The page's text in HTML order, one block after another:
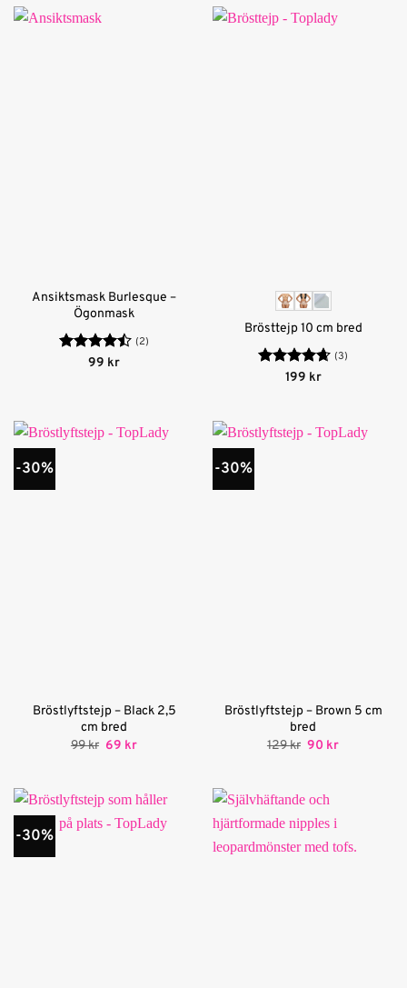
Ansiktsmask Burlesque –
Ögonmask
Betygsatt
(2)
99 kr
Brösttejp 10 cm bred
Betygsatt
(3)
199 kr
-30%
Bröstlyftstejp – Black 2,5
cm bred
99kr Det
99 kr.
69 krDet
69 kr.
-30%
Bröstlyftstejp – Brown 5 cm
bred
129kr Det
129 kr.
90 krDet
-30%